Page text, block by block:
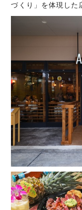
づくり」を体現した